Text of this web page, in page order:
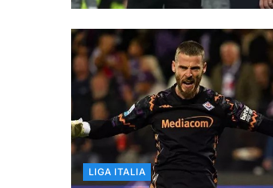
LIGA ITALIA